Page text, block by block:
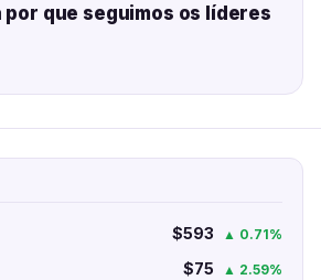
por que seguimos os líderes
$593 ▲ 0.71%
$75 ▲ 2.59%